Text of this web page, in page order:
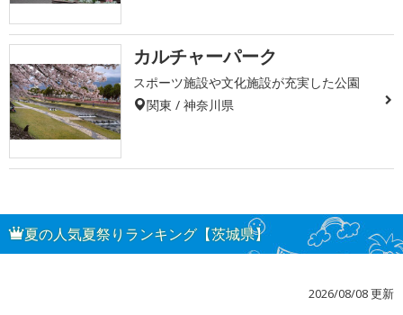
カルチャーパーク
スポーツ施設や文化施設が充実した公園
関東 / 神奈川県
夏の人気夏祭りランキング【茨城県】
2026/08/08 更新